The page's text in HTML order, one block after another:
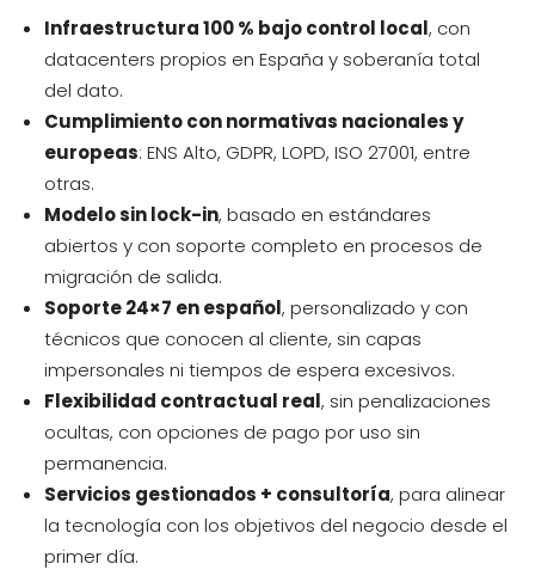
Infraestructura 100% bajo control local, con
datacenters propios en España y soberanía total
del dato.
Cumplimiento con normativas nacionales y
europeas: ENS Alto, GDPR, LOPD, ISO 27001, entre
otras.
Modelo sin lock-in, basado en estándares
abiertos y con soporte completo en procesos de
migración de salida.
Soporte 24×7 en español, personalizado y con
técnicos que conocen al cliente, sin capas
impersonales ni tiempos de espera excesivos.
Flexibilidad contractual real, sin penalizaciones
ocultas, con opciones de pago por uso sin
permanencia.
Servicios gestionados + consultoría, para alinear
la tecnología con los objetivos del negocio desde el
primer día.